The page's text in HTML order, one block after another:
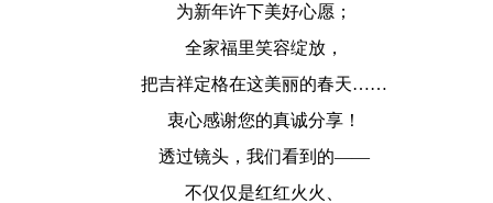
为新年许下美好心愿；
全家福里笑容绽放，
把吉祥定格在这美丽的春天……
衷心感谢您的真诚分享！
透过镜头，我们看到的——
不仅仅是红红火火、